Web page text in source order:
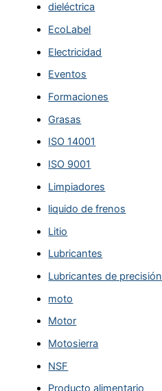
dieléctrica
EcoLabel
Electricidad
Eventos
Formaciones
Grasas
ISO 14001
ISO 9001
Limpiadores
liquido de frenos
Litio
Lubricantes
Lubricantes de precisión
moto
Motor
Motosierra
NSF
Producto alimentario